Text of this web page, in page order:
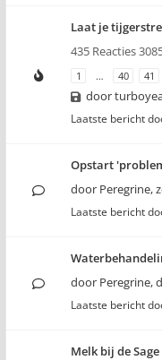
Laat je
435 Reacties
1 … 40 41
door
Laatste bericht
Opstart
door Peregrine,
Laatste bericht
door Peregrine,
Laatste bericht
Melk bij de